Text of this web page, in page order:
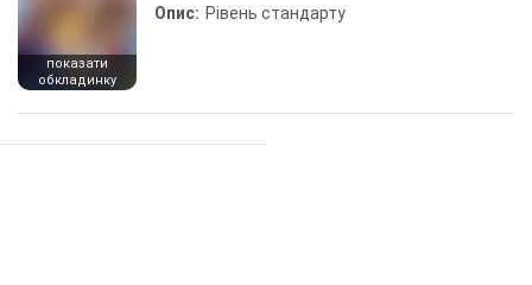
показати
обкладинку
Опис: Рівень стандарту